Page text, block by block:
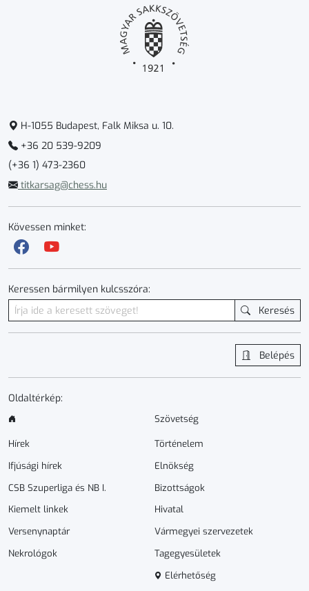
H-1055 Budapest, Falk Miksa u. 10.
+36 20 539-9209
(+36 1) 473-2360
titkarsag@chess.hu
Kövessen minket:
Keressen bármilyen kulcsszóra:
Keresés
Belépés
Oldaltérkép:
Hírek
Ifjúsági hírek
CSB Szuperliga és NB I.
Kiemelt linkek
Versenynaptár
Nekrológok
Szövetség
Történelem
Elnökség
Bizottságok
Hivatal
Vármegyei szervezetek
Tagegyesületek
Elérhetőség